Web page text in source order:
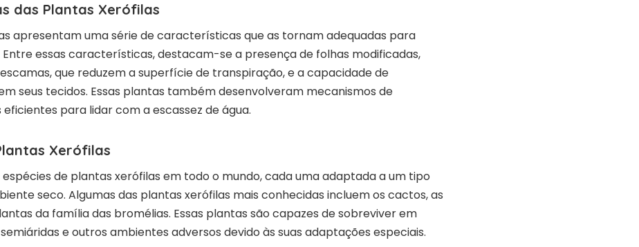
das Plantas Xerófilas
apresentam uma série de características que as tornam adequadas para
essas características, destacam-se a presença de folhas modificadas,
que reduzem a superfície de transpiração, e a capacidade de
seus tecidos. Essas plantas também desenvolveram mecanismos de
para lidar com a escassez de água.
Xerófilas
espécies de plantas xerófilas em todo o mundo, cada uma adaptada a um tipo
seco. Algumas das plantas xerófilas mais conhecidas incluem os cactos, as
da família das bromélias. Essas plantas são capazes de sobreviver em
e outros ambientes adversos devido às suas adaptações especiais.